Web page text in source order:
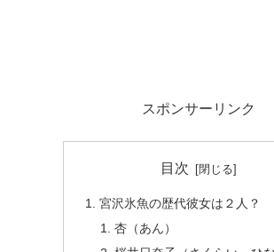
スポンサーリンク
目次
宮沢氷魚の歴代彼女は２人？
杏（あん）